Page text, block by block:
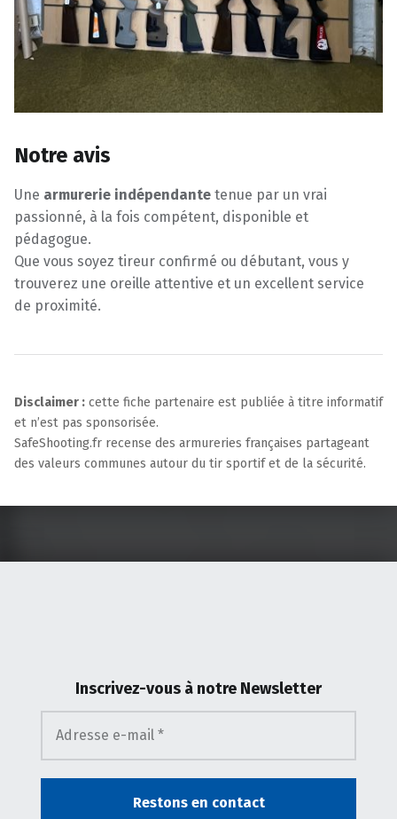
Notre avis
Une armurerie indépendante tenue par un vrai
passionné, à la fois compétent, disponible et
pédagogue.
Que vous soyez tireur confirmé ou débutant, vous y
trouverez une oreille attentive et un excellent service
de proximité.
Disclaimer : cette fiche partenaire est publiée à titre informatif
et n’est pas sponsorisée.
SafeShooting.fr recense des armureries françaises partageant
des valeurs communes autour du tir sportif et de la sécurité.
Inscrivez-vous à notre Newsletter